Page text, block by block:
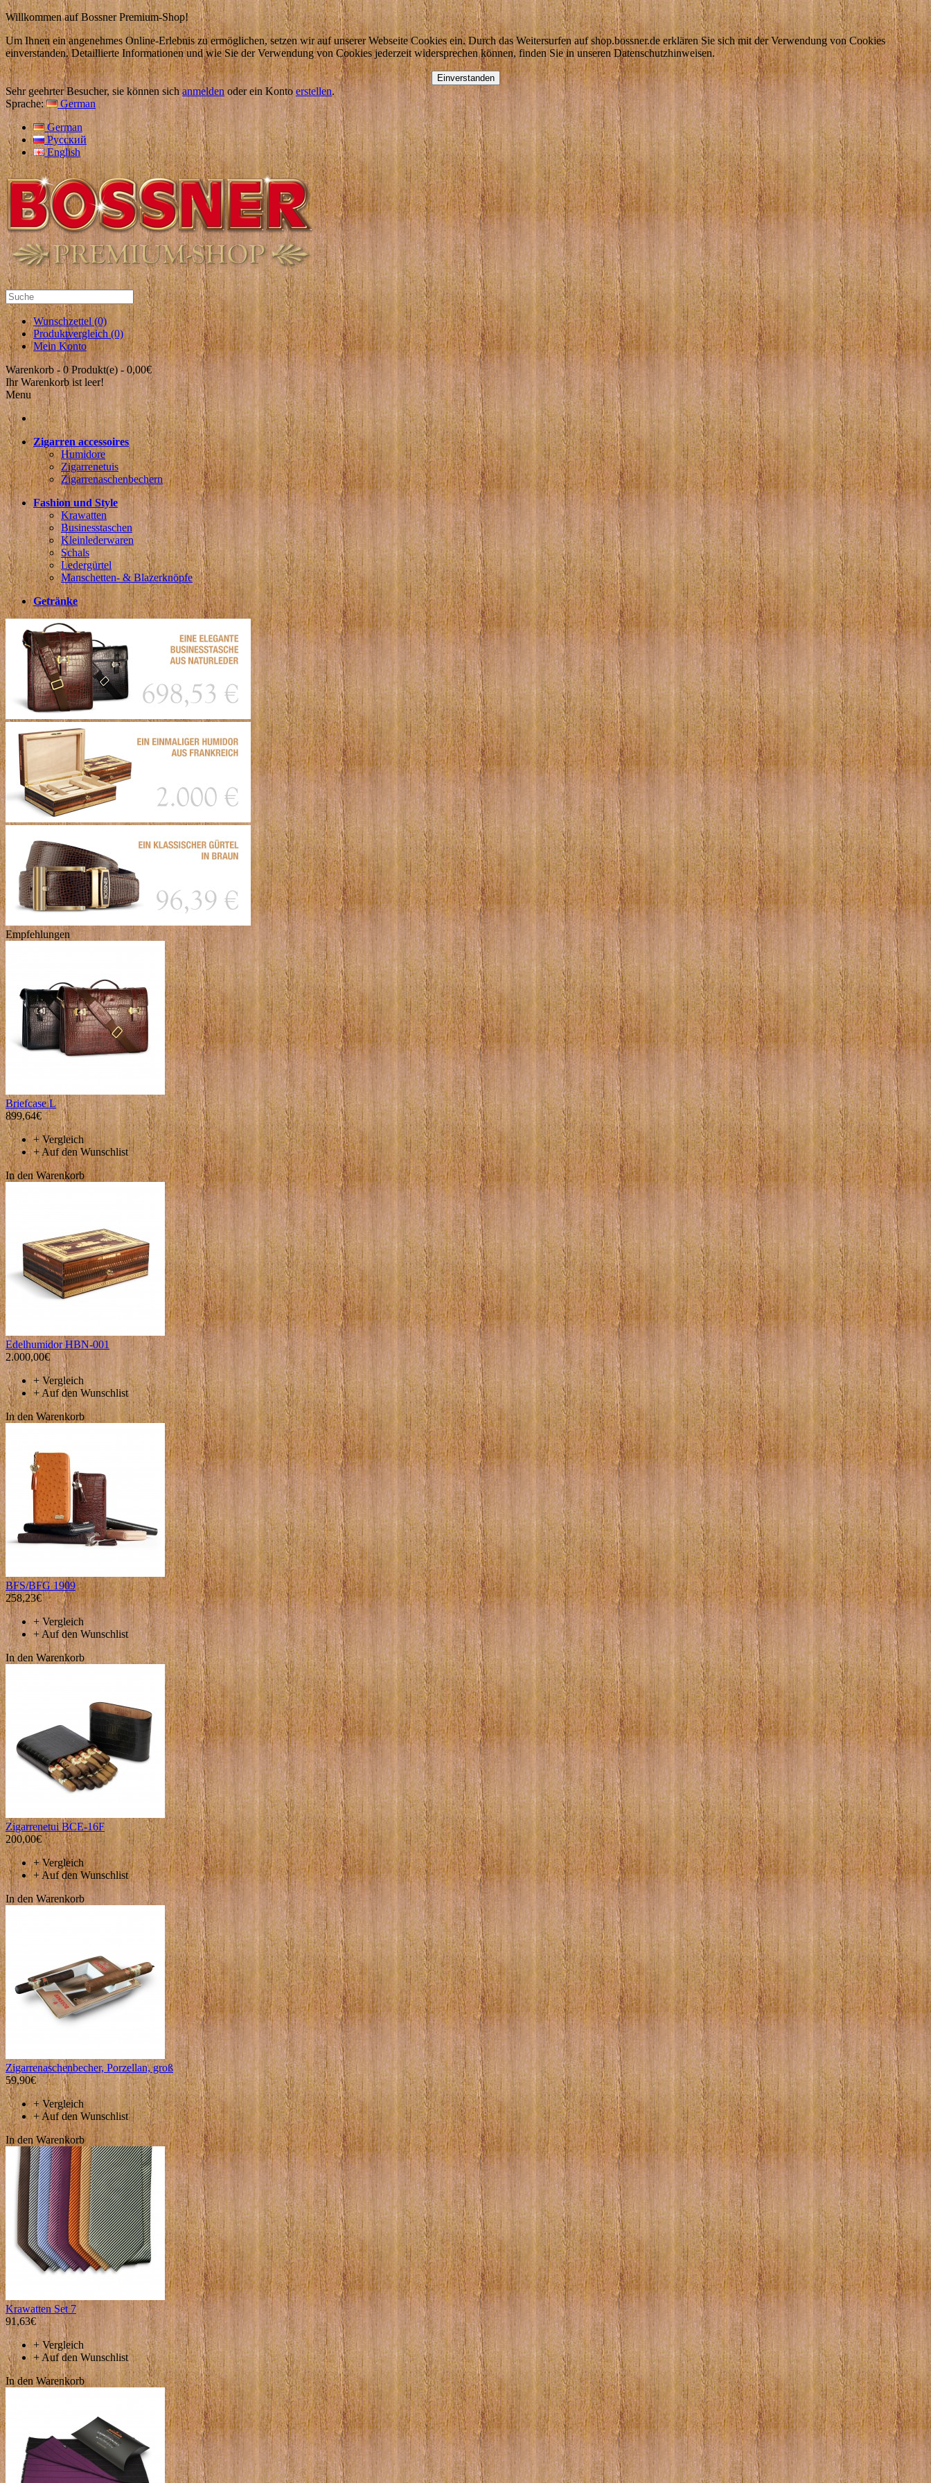
Willkommen auf Bossner Premium-Shop!
Um Ihnen ein angenehmes Online-Erlebnis zu ermöglichen, setzen wir auf unserer Webseite Cookies ein. Durch das Weitersurfen auf shop.bossner.de erklären Sie sich mit der Verwendung von Cookies
einverstanden. Detaillierte Informationen und wie Sie der Verwendung von Cookies jederzeit widersprechen können, finden Sie in unseren Datenschutzhinweisen.
Einverstanden
Sehr geehrter Besucher, sie können sichanmelden oder ein Kontoerstellen.
Sprache:
German
German
Русский
English
Wunschzettel (0)
Produktvergleich (0)
Mein Konto
Warenkorb -0 Produkt(e) - 0,00€
Ihr Warenkorb ist leer!
Menu
Zigarren accessoires
Humidore
Zigarrenetuis
Zigarrenaschenbechern
Fashion und Style
Krawatten
Businesstaschen
Kleinlederwaren
Schals
Ledergürtel
Manschetten- & Blazerknöpfe
Getränke
Empfehlungen
Briefcase L
899,64€
+Vergleich
+Auf den Wunschlist
In den Warenkorb
Edelhumidor HBN-001
2.000,00€
+Vergleich
+Auf den Wunschlist
In den Warenkorb
BFS/BFG 1909
258,23€
+Vergleich
+ Auf den Wunschlist
In den Warenkorb
Zigarrenetui BCE-16F
200,00€
+Vergleich
+Auf den Wunschlist
In den Warenkorb
Zigarrenaschenbecher, Porzellan, groß
59,90€
+ Vergleich
+Auf den Wunschlist
In den Warenkorb
Krawatten Set 7
91,63€
+Vergleich
+Auf den Wunschlist
In den Warenkorb